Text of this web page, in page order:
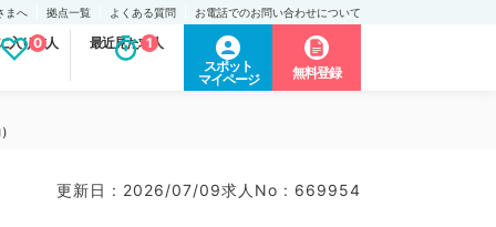
まへ 拠点一覧 よくある質問 お電話でのお問い合わせについて
入り求人
0 最近見た求人
1
スポット
マイページ
無料登録
更新日 : 2026/07/09求人No : 669954